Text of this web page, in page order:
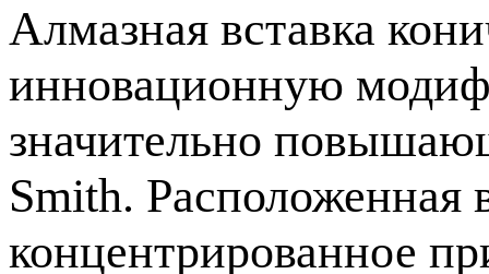
Алмазная вставка
инновационную
значительно
Smith. Расположенная
концентрированное